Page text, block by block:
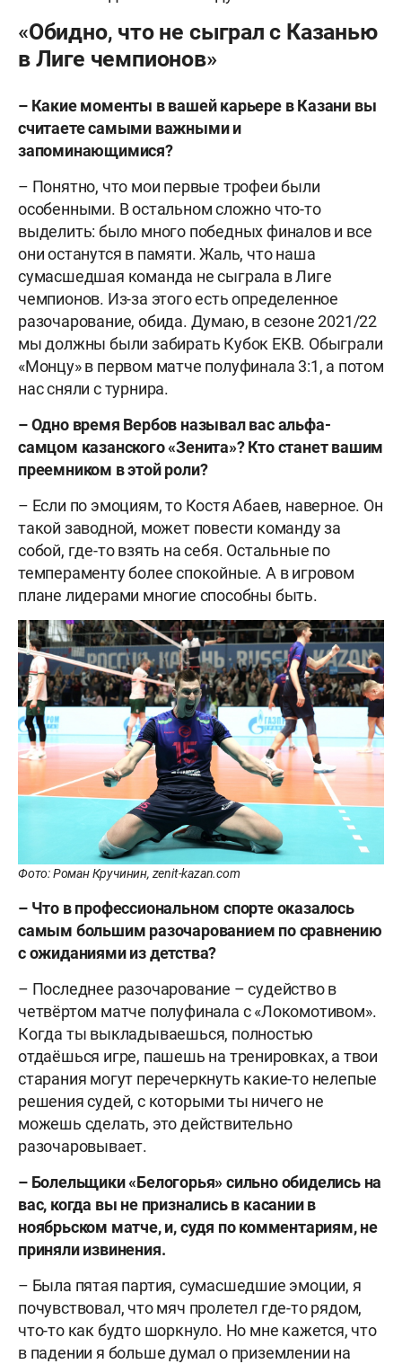
«Обидно, что не сыграл с Казанью
в Лиге чемпионов»
– Какие моменты в вашей карьере в Казани вы
считаете самыми важными и
запоминающимися?
– Понятно, что мои первые трофеи были
особенными. В остальном сложно что-то
выделить: было много победных финалов и все
они останутся в памяти. Жаль, что наша
сумасшедшая команда не сыграла в Лиге
чемпионов. Из-за этого есть определенное
разочарование, обида. Думаю, в сезоне 2021/22
мы должны были забирать Кубок ЕКВ. Обыграли
«Монцу» в первом матче полуфинала 3:1, а потом
нас сняли с турнира.
– Одно время Вербов называл вас альфа-
самцом казанского «Зенита»? Кто станет вашим
преемником в этой роли?
– Если по эмоциям, то Костя Абаев, наверное. Он
такой заводной, может повести команду за
собой, где-то взять на себя. Остальные по
темпераменту более спокойные. А в игровом
плане лидерами многие способны быть.
Фото: Роман Кручинин, zenit-kazan.com
– Что в профессиональном спорте оказалось
самым большим разочарованием по сравнению
с ожиданиями из детства?
– Последнее разочарование – судейство в
четвёртом матче полуфинала с «Локомотивом».
Когда ты выкладываешься, полностью
отдаёшься игре, пашешь на тренировках, а твои
старания могут перечеркнуть какие-то нелепые
решения судей, с которыми ты ничего не
можешь сделать, это действительно
разочаровывает.
– Болельщики «Белогорья» сильно обиделись на
вас, когда вы не признались в касании в
ноябрьском матче, и, судя по комментариям, не
приняли извинения.
– Была пятая партия, сумасшедшие эмоции, я
почувствовал, что мяч пролетел где-то рядом,
что-то как будто шоркнуло. Но мне кажется, что
в падении я больше думал о приземлении на